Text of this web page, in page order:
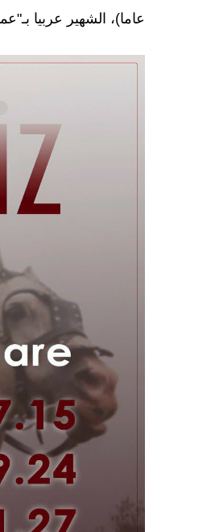
عاما)، الشهير عربيا
29694640_2020757054918113_6652977317293326336_o.jpg